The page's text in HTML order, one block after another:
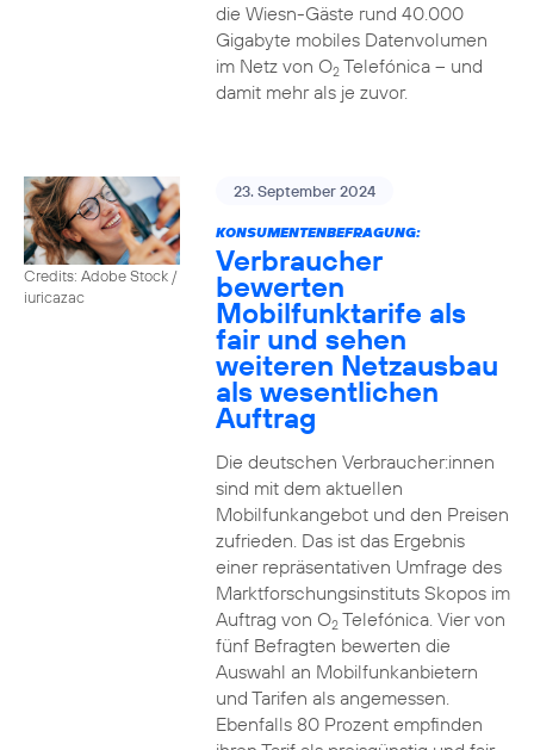
die Wiesn-Gäste rund 40.000
Gigabyte mobiles Datenvolumen
im Netz von O2Telefónica – und
damit mehr als je zuvor.
Credits: Adobe Stock /
iuricazac
23. September 2024
KONSUMENTENBEFRAGUNG:
Verbraucher
bewerten
Mobilfunktarife als
fair und sehen
weiteren Netzausbau
als wesentlichen
Auftrag
Die deutschen Verbraucher:innen
sind mit dem aktuellen
Mobilfunkangebot und den Preisen
zufrieden. Das ist das Ergebnis
einer repräsentativen Umfrage des
Marktforschungsinstituts Skopos im
Auftrag von O2Telefónica. Vier von
fünf Befragten bewerten die
Auswahl an Mobilfunkanbietern
und Tarifen als angemessen.
Ebenfalls 80 Prozent empfinden